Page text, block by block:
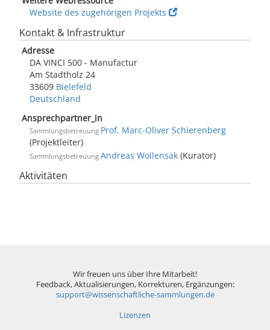
Website des zugehörigen Projekts
Kontakt & Infrastruktur
Adresse
DA VINCI 500 - Manufactur
Am Stadtholz 24
33609 Bielefeld
Deutschland
Ansprechpartner_in
Sammlungsbetreuung Prof. Marc-Oliver Schierenberg
(Projektleiter)
Sammlungsbetreuung Andreas Wollensak (Kurator)
Aktivitäten
Wir freuen uns über Ihre Mitarbeit!
Feedback, Aktualisierungen, Korrekturen, Ergänzungen:
support@wissenschaftliche-sammlungen.de
Lizenzen